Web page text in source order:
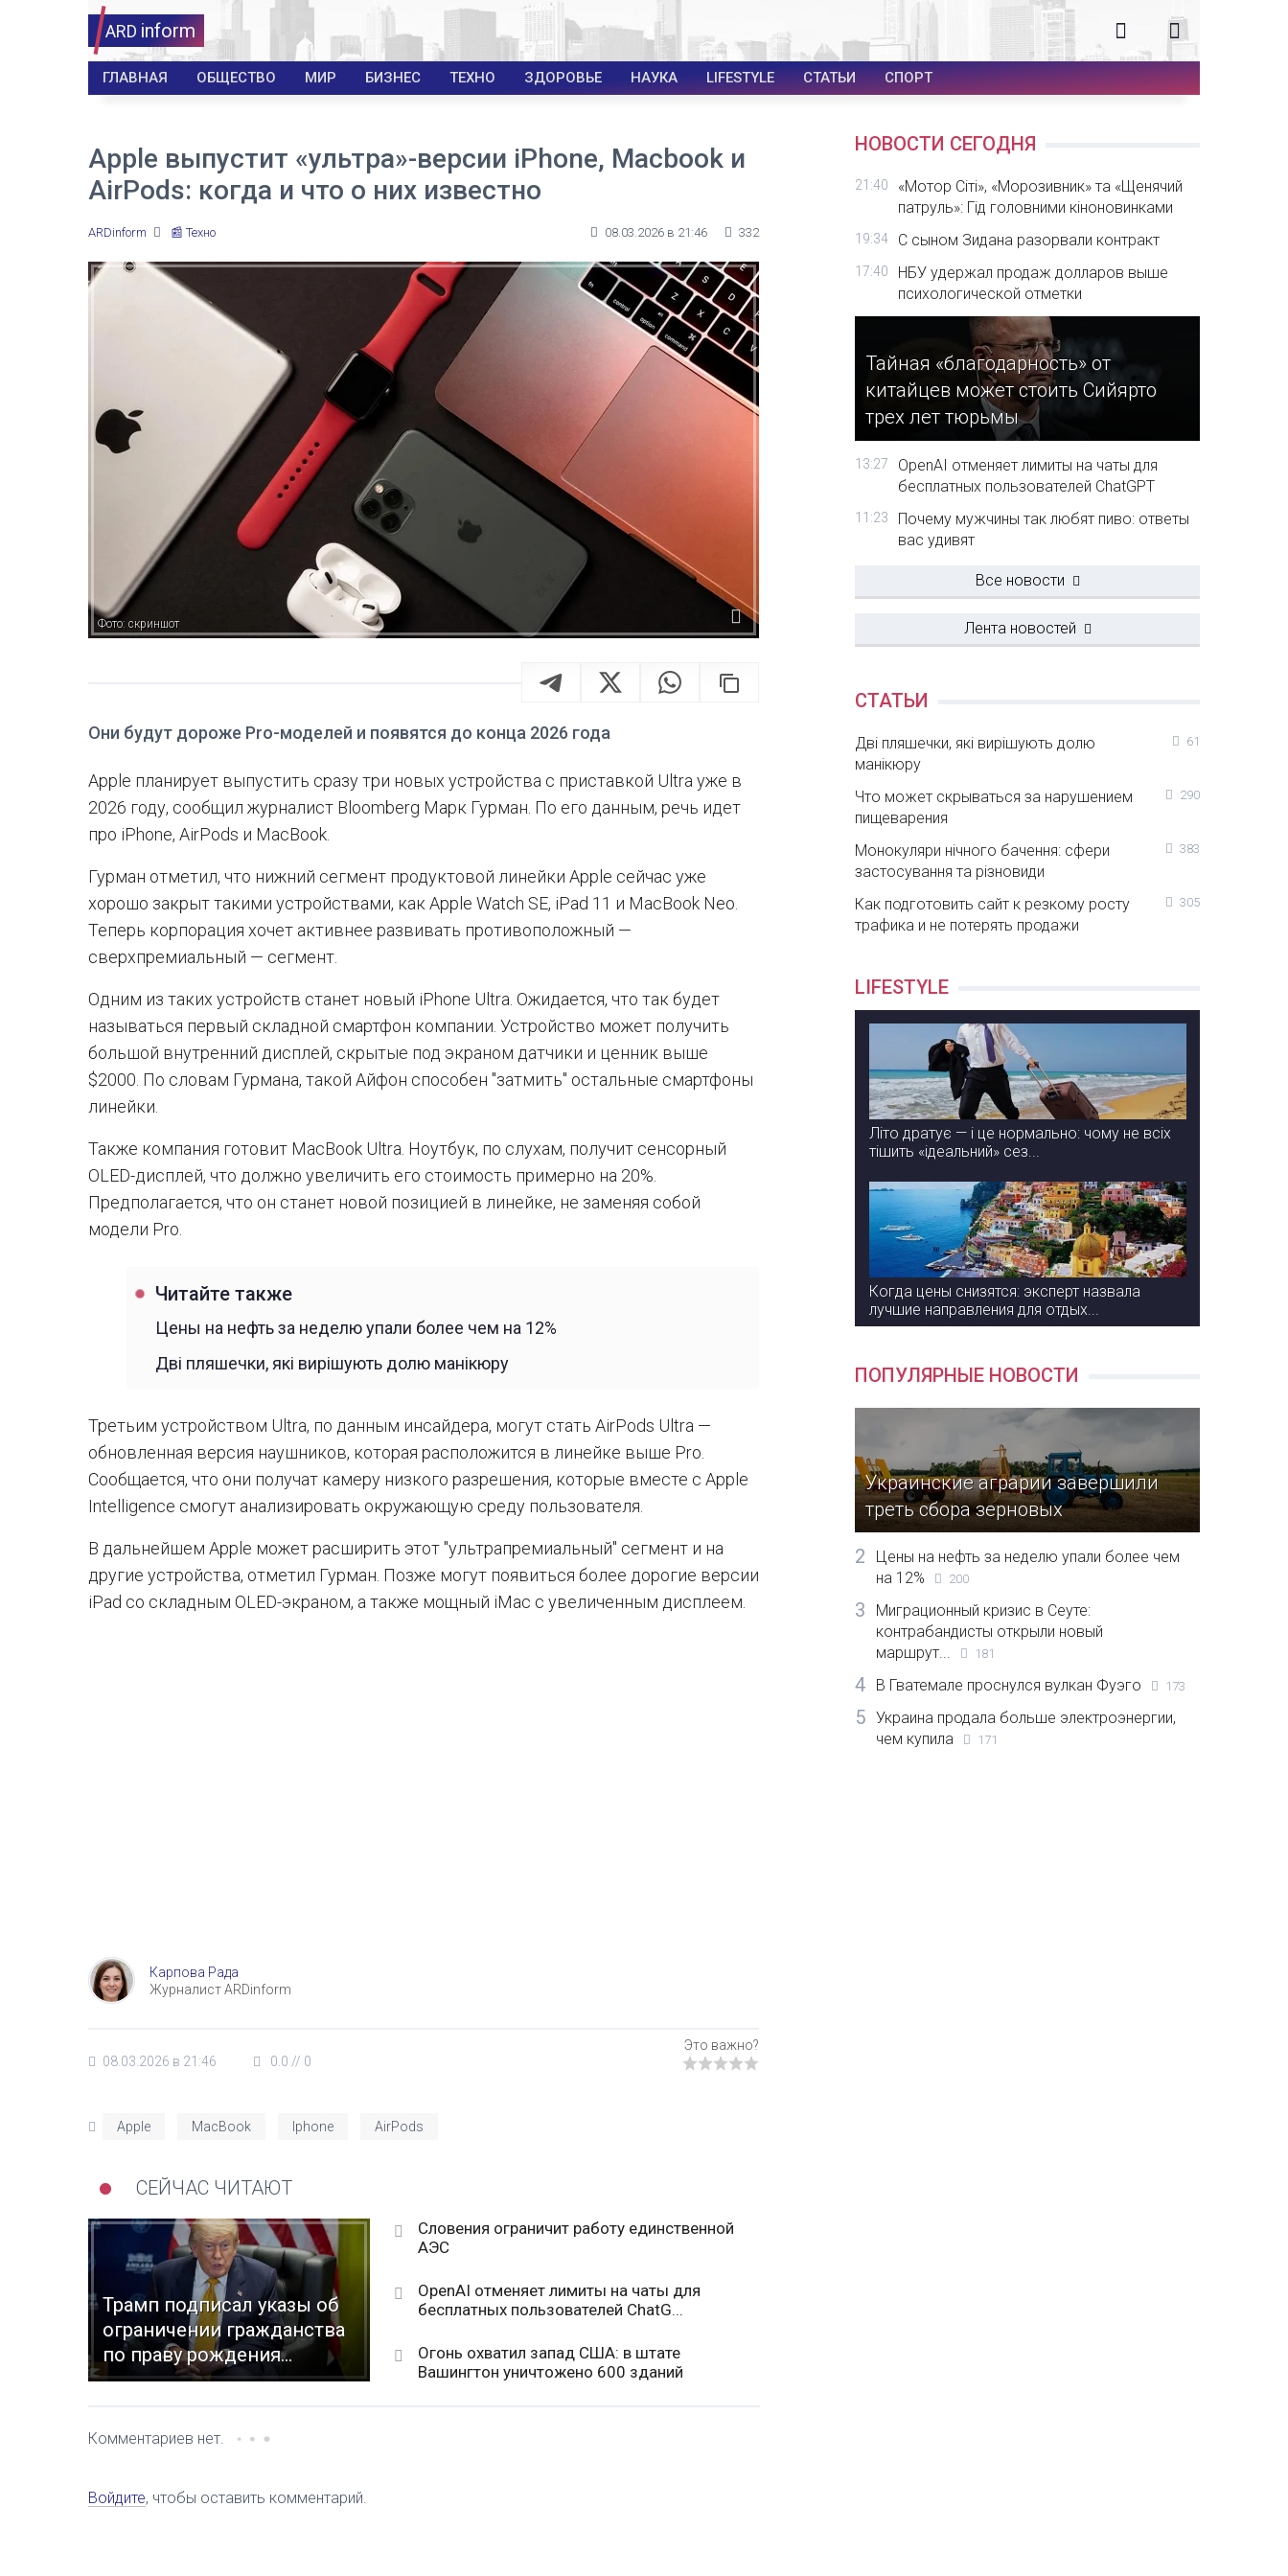
ARD inform
ГЛАВНАЯ ОБЩЕСТВО МИР БИЗНЕС ТЕХНО ЗДОРОВЬЕ НАУКА LIFESTYLE СТАТЬИ СПОРТ
Apple выпустит «ультра»-версии iPhone, Macbook и
AirPods: когда и что о них известно
ARDinform 📰 Техно 08.03.2026 в 21:46 332
Фото: скриншот
Они будут дороже Pro-моделей и появятся до конца 2026 года
Apple планирует выпустить сразу три новых устройства с приставкой Ultra уже в
2026 году, сообщил журналист Bloomberg Марк Гурман. По его данным, речь идет
про iPhone, AirPods и MacBook.
Гурман отметил, что нижний сегмент продуктовой линейки Apple сейчас уже
хорошо закрыт такими устройствами, как Apple Watch SE, iPad 11 и MacBook Neo.
Теперь корпорация хочет активнее развивать противоположный —
сверхпремиальный — сегмент.
Одним из таких устройств станет новый iPhone Ultra. Ожидается, что так будет
называться первый складной смартфон компании. Устройство может получить
большой внутренний дисплей, скрытые под экраном датчики и ценник выше
$2000. По словам Гурмана, такой Айфон способен "затмить" остальные смартфоны
линейки.
Также компания готовит MacBook Ultra. Ноутбук, по слухам, получит сенсорный
OLED-дисплей, что должно увеличить его стоимость примерно на 20%.
Предполагается, что он станет новой позицией в линейке, не заменяя собой
модели Pro.
Читайте также
Цены на нефть за неделю упали более чем на 12%
Дві пляшечки, які вирішують долю манікюру
Третьим устройством Ultra, по данным инсайдера, могут стать AirPods Ultra —
обновленная версия наушников, которая расположится в линейке выше Pro.
Сообщается, что они получат камеру низкого разрешения, которые вместе с Apple
Intelligence смогут анализировать окружающую среду пользователя.
В дальнейшем Apple может расширить этот "ультрапремиальный" сегмент и на
другие устройства, отметил Гурман. Позже могут появиться более дорогие версии
iPad со складным OLED-экраном, а также мощный iMac с увеличенным дисплеем.
Карпова Рада
Журналист ARDinform
08.03.2026 в 21:46 0.0 // 0
Apple MacBook Iphone AirPods
СЕЙЧАС ЧИТАЮТ
Трамп подписал указы об
ограничении гражданства
по праву рождения...
Словения ограничит работу единственной
АЭС
OpenAI отменяет лимиты на чаты для
бесплатных пользователей ChatG...
Огонь охватил запад США: в штате
Вашингтон уничтожено 600 зданий
Комментариев нет.
Войдите, чтобы оставить комментарий.
НОВОСТИ СЕГОДНЯ
21:40
«Мотор Сіті», «Морозивник» та «Щенячий
патруль»: Гід головними кіноновинками
19:34 С сыном Зидана разорвали контракт
17:40
НБУ удержал продаж долларов выше
психологической отметки
Тайная «благодарность» от
китайцев может стоить Сийярто
трех лет тюрьмы
13:27
OpenAI отменяет лимиты на чаты для
бесплатных пользователей ChatGPT
11:23
Почему мужчины так любят пиво: ответы
вас удивят
Все новости
Лента новостей
СТАТЬИ
Дві пляшечки, які вирішують долю
манікюру
61
Что может скрываться за нарушением
пищеварения
290
Монокуляри нічного бачення: сфери
застосування та різновиди
383
Как подготовить сайт к резкому росту
трафика и не потерять продажи
305
LIFESTYLE
Літо дратує — і це нормально: чому не всіх
тішить «ідеальний» сез...
Когда цены снизятся: эксперт назвала
лучшие направления для отдых...
ПОПУЛЯРНЫЕ НОВОСТИ
Украинские аграрии завершили
треть сбора зерновых
2
Цены на нефть за неделю упали более чем
на 12%
200
3
Миграционный кризис в Сеуте:
контрабандисты открыли новый
маршрут...
181
4 В Гватемале проснулся вулкан Фуэго 173
5
Украина продала больше электроэнергии,
чем купила
171